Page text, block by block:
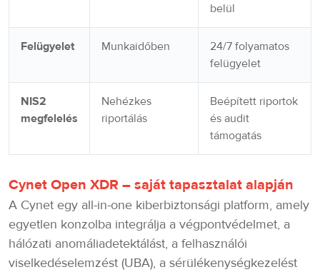
belül
Felügyelet Munkaidőben
24/7 folyamatos
felügyelet
NIS2
megfelelés
Nehézkes
riportálás
Beépített riportok
és audit
támogatás
Cynet Open XDR – saját tapasztalat alapján
A Cynet egy all-in-one kiberbiztonsági platform, amely
egyetlen konzolba integrálja a végpontvédelmet, a
hálózati anomáliadetektálást, a felhasználói
viselkedéselemzést (UBA), a sérülékenységkezelést